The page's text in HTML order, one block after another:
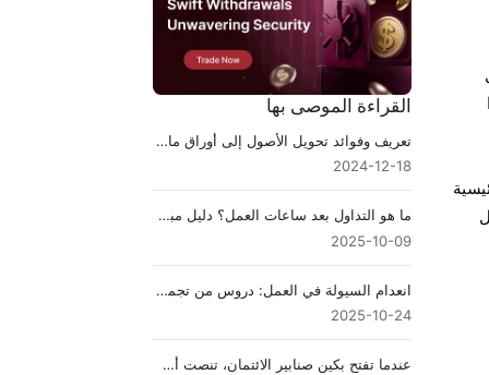
القراءة الموصى بها
تعريف وفوائد تحويل الأصول إلى أوراق مالية
2024-12-18
ما هو التداول بعد ساعات العمل؟ دليل مبسط للمبتدئين
2025-10-09
انعدام السيولة في العمل: دروس من تجميد الأسواق في العالم الحقيقي
2025-10-24
عندما تفتح بكين صنابير الائتمان، تنصت أسواق السلع